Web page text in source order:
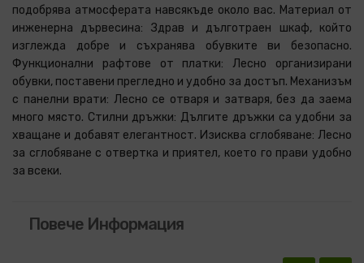
подобрява атмосферата навсякъде около вас. Материал от
инженерна дървесина: Здрав и дълготраен шкаф, който
изглежда добре и съхранява обувките ви безопасно.
Функционални рафтове от платки: Лесно организирани
обувки, поставени прегледно и удобно за достъп. Механизъм
с панелни врати: Лесно се отваря и затваря, без да заема
много място. Стилни дръжки: Дългите дръжки са удобни за
хващане и добавят елегантност. Изисква сглобяване: Лесно
за сглобяване с отвертка и приятел, което го прави удобно
за всеки.
Повече Информация